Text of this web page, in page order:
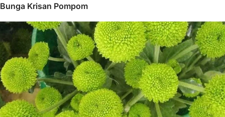
Bunga Krisan Pompom